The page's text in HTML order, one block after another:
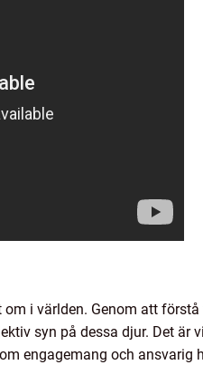
i världen. Genom att förstå
syn på dessa djur. Det är
engagemang och ansvarig